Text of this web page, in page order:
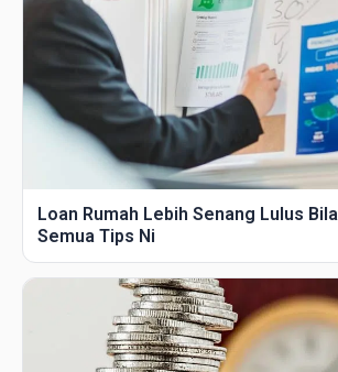
Loan Rumah Lebih Senang Lulus
Semua Tips Ni